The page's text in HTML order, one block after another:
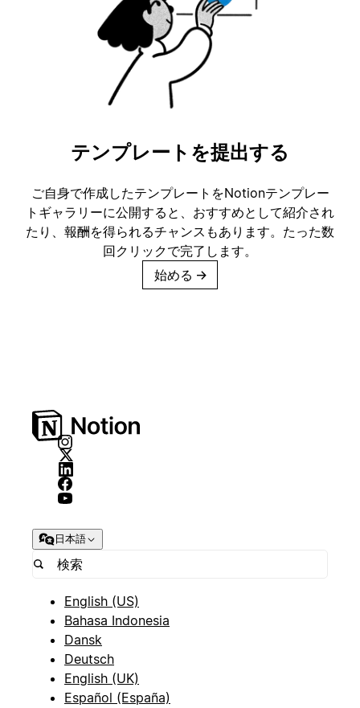
テンプレートを提出する
ご自身で作成したテンプレートをNotionテンプレー
トギャラリーに公開すると、おすすめとして紹介され
たり、報酬を得られるチャンスもあります。たった数
回クリックで完了します。
始める →
日本語
English (US)
Bahasa Indonesia
Dansk
Deutsch
English (UK)
Español (España)